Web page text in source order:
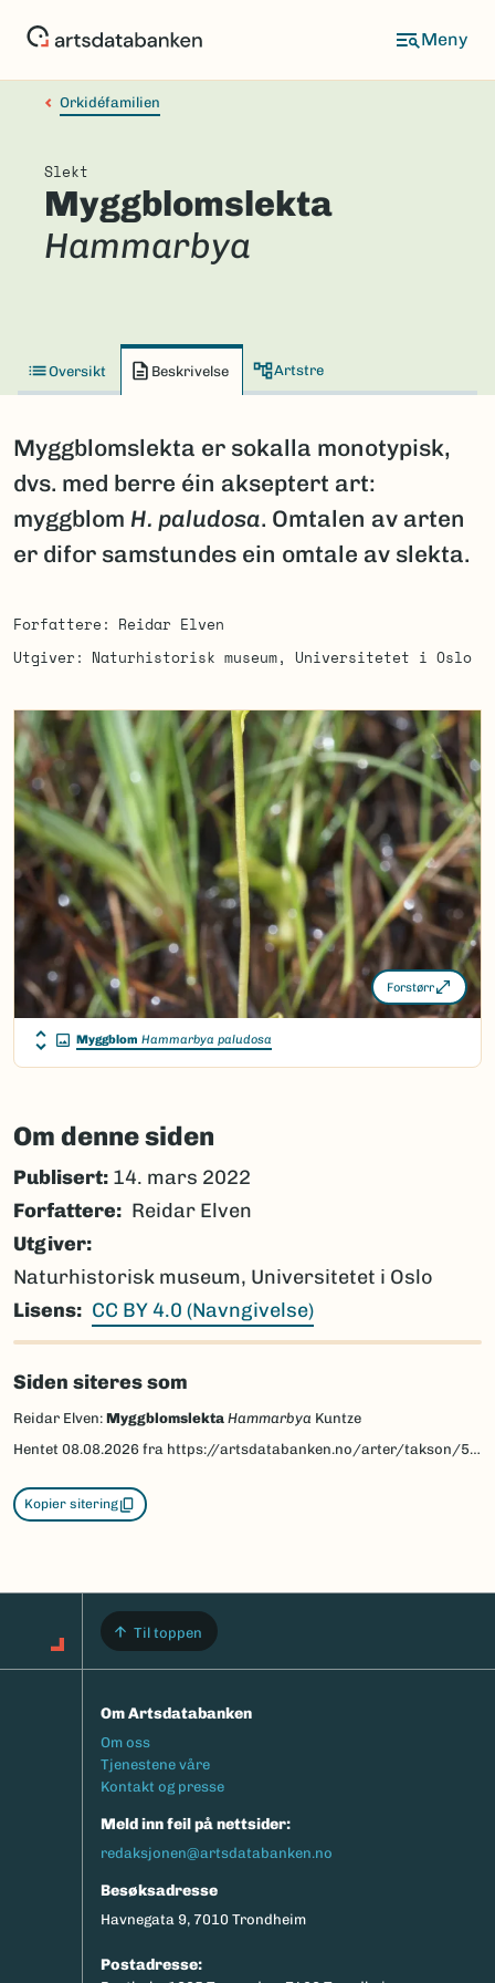
Orkidéfamilien
Slekt
Myggblomslekta
Hammarbya
Oversikt Beskrivelse Artstre
Myggblomslekta er sokalla monotypisk,
dvs. med berre éin akseptert art:
myggblom H. paludosa. Omtalen av arten
er difor samstundes ein omtale av slekta.
Forfattere
Reidar Elven
Utgiver
Naturhistorisk museum, Universitetet i Oslo
Forstørr
Myggblom Hammarbya paludosa
Om denne siden
Publisert: 14. mars 2022
Forfattere
Reidar Elven
Utgiver
Naturhistorisk museum, Universitetet i Oslo
Lisens
CC BY 4.0 (Navngivelse)
Siden siteres som
Reidar Elven: Myggblomslekta Hammarbya Kuntze
Hentet 08.08.2026 fra https://artsdatabanken.no/arter/takson/59481/beskrivelse
Kopier sitering
Til toppen
Om Artsdatabanken
Footermeny
Om oss
Tjenestene våre
Kontakt og presse
Meld inn feil på nettsider:
redaksjonen@artsdatabanken.no
Besøksadresse
Havnegata 9, 7010 Trondheim
Postadresse: